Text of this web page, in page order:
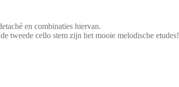
en combinaties hiervan.
tweede cello stem zijn het mooie melodische etudes!